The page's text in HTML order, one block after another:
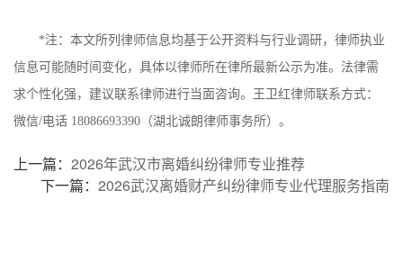
*注：本文所列律师信息均基于公开资料与行业调研，律师执业
信息可能随时间变化，具体以律师所在律所最新公示为准。法律需
求个性化强，建议联系律师进行当面咨询。王卫红律师联系方式：
微信/电话 18086693390（湖北诚朗律师事务所）。
上一篇： 2026年武汉市离婚纠纷律师专业推荐
2026武汉离婚财产纠纷律师专业代理服务指南
下一篇：